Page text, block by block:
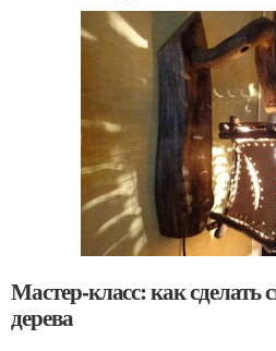
Мастер-класс: как сделать
дерева